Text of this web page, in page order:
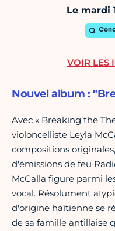
Le mardi
Nouvel album :
Avec « Breaking the
violoncelliste Leyla
compositions
d'émissions de feu
McCalla figure parmi
vocal. Résolument
d'origine haïtienne se
de sa famille antillaise
VOIR LES